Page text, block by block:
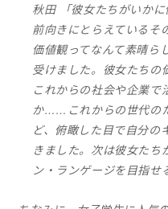
秋田 「彼女たちがいかに
前向きにとらえているそ
価値観ってなんて素晴ら
受けました。彼女たちの
これからの社会や企業で
か……これからの世代の
ど、俯瞰した目で自分の
きました。次は彼女たち
ン・ランゲージを目指せ